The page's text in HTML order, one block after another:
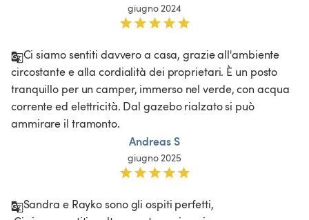
giugno 2024
Ci siamo sentiti davvero a casa, grazie all'ambiente
circostante e alla cordialità dei proprietari. È un posto
tranquillo per un camper, immerso nel verde, con acqua
corrente ed elettricità. Dal gazebo rialzato si può
ammirare il tramonto.
Andreas S
giugno 2025
Sandra e Rayko sono gli ospiti perfetti,